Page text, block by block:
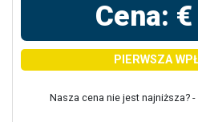
Cena:
PIERWSZA
Nasza cena nie jest najniższa? -